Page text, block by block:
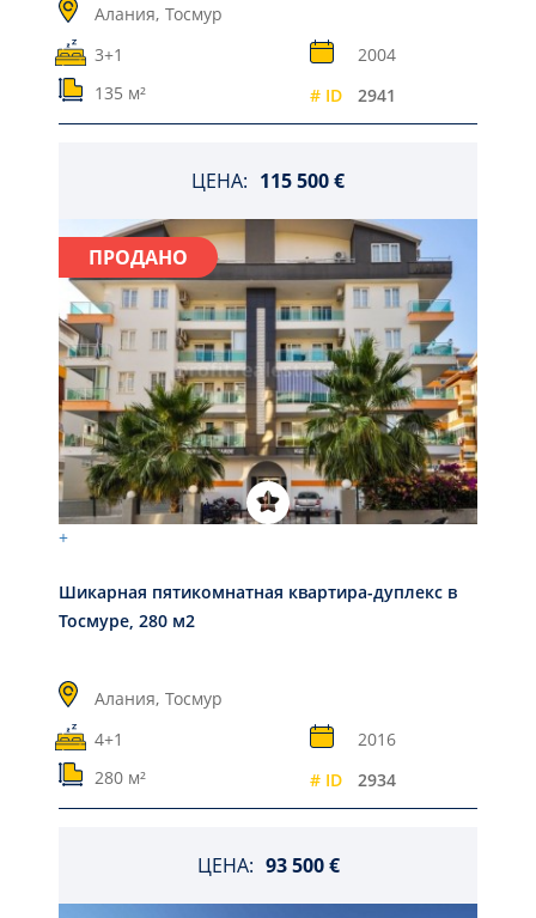
Алания, Тосмур
3+1
2004
135 м²
# ID 2941
ЦЕНА: 115 500 €
ПРОДАНО
+
Шикарная пятикомнатная квартира-дуплекс в
Тосмуре, 280 м2
Алания, Тосмур
4+1
2016
280 м²
# ID 2934
ЦЕНА: 93 500 €